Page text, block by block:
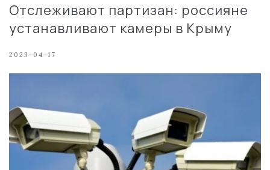
Отслеживают партизан: россияне
устанавливают камеры в Крыму
2023-04-17